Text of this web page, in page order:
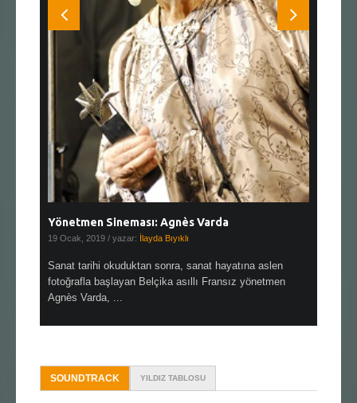
Yönetmen Sineması: Agnès Varda
19 Ocak, 2019 / yazar: İlayda Bıyıklı
Sanat tarihi okuduktan sonra, sanat hayatına aslen
fotoğrafla başlayan Belçika asıllı Fransız yönetmen
Agnès Varda, ...
SOUNDTRACK YILDIZ TABLOSU